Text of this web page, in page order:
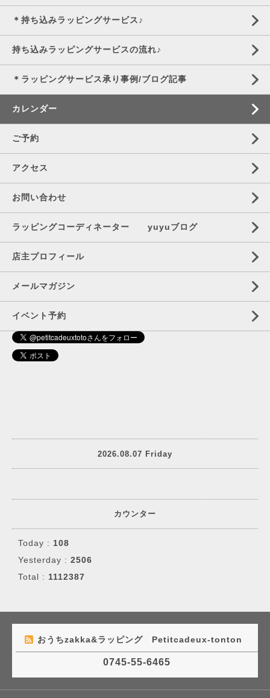
＊持ち込みラッピングサービス♪
持ち込みラッピングサービスの流れ♪
＊ラッピングサービス承り事例/ブログ記事
カレンダー
ご予約
アクセス
お問い合わせ
ラッピングコーディネーター yuyuブログ
店主プロフィール
メールマガジン
イベント予約
2026.08.07 Friday
カウンター
Today : 108
Yesterday : 2506
Total : 1112387
おうちzakka&ラッピング Petitcadeux-tonton
0745-55-6465